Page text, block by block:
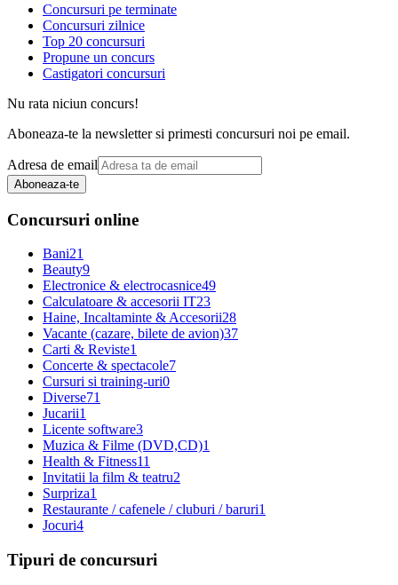
Concursuri pe terminate
Concursuri zilnice
Top 20 concursuri
Propune un concurs
Castigatori concursuri
Nu rata niciun concurs!
Aboneaza-te la newsletter si primesti concursuri noi pe email.
Adresa de email
Aboneaza-te
Concursuri online
Bani21
Beauty9
Electronice & electrocasnice49
Calculatoare & accesorii IT23
Haine, Incaltaminte & Accesorii28
Vacante (cazare, bilete de avion)37
Carti & Reviste1
Concerte & spectacole7
Cursuri si training-uri0
Diverse71
Jucarii1
Licente software3
Muzica & Filme (DVD,CD)1
Health & Fitness11
Invitatii la film & teatru2
Surpriza1
Restaurante / cafenele / cluburi / baruri1
Jocuri4
Tipuri de concursuri